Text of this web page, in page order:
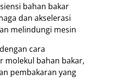
bahan bakar
dan akselerasi
melindungi mesin
cara
molekul bahan bakar,
pembakaran yang